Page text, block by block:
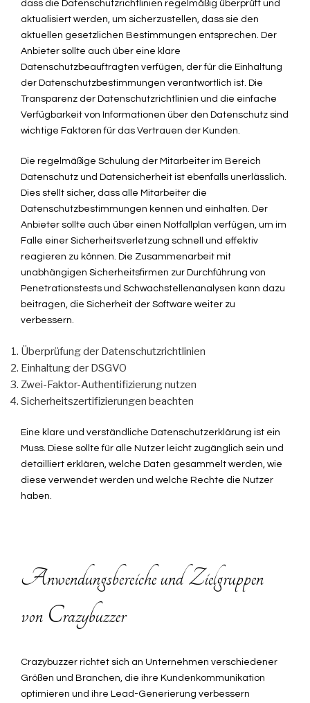
dass die Datenschutzrichtlinien regelmäßig überprüft und
aktualisiert werden, um sicherzustellen, dass sie den
aktuellen gesetzlichen Bestimmungen entsprechen. Der
Anbieter sollte auch über eine klare
Datenschutzbeauftragten verfügen, der für die Einhaltung
der Datenschutzbestimmungen verantwortlich ist. Die
Transparenz der Datenschutzrichtlinien und die einfache
Verfügbarkeit von Informationen über den Datenschutz sind
wichtige Faktoren für das Vertrauen der Kunden.
Die regelmäßige Schulung der Mitarbeiter im Bereich
Datenschutz und Datensicherheit ist ebenfalls unerlässlich.
Dies stellt sicher, dass alle Mitarbeiter die
Datenschutzbestimmungen kennen und einhalten. Der
Anbieter sollte auch über einen Notfallplan verfügen, um im
Falle einer Sicherheitsverletzung schnell und effektiv
reagieren zu können. Die Zusammenarbeit mit
unabhängigen Sicherheitsfirmen zur Durchführung von
Penetrationstests und Schwachstellenanalysen kann dazu
beitragen, die Sicherheit der Software weiter zu
verbessern.
Überprüfung der Datenschutzrichtlinien
Einhaltung der DSGVO
Zwei-Faktor-Authentifizierung nutzen
Sicherheitszertifizierungen beachten
Eine klare und verständliche Datenschutzerklärung ist ein
Muss. Diese sollte für alle Nutzer leicht zugänglich sein und
detailliert erklären, welche Daten gesammelt werden, wie
diese verwendet werden und welche Rechte die Nutzer
haben.
Anwendungsbereiche und Zielgruppen
von Crazybuzzer
Crazybuzzer richtet sich an Unternehmen verschiedener
Größen und Branchen, die ihre Kundenkommunikation
optimieren und ihre Lead-Generierung verbessern